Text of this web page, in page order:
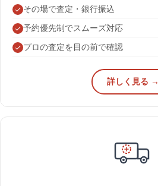
その場で査定・銀行振込
予約優先制でスムーズ対応
プロの査定を目の前で確認
詳しく見る →